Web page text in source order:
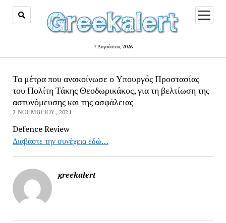
7 Αυγούστου, 2026
open
menu
Τα μέτρα που ανακοίνωσε ο Υπουργός Προστασίας
του Πολίτη Τάκης Θεοδωρικάκος, για τη βελτίωση της
αστυνόμευσης και της ασφάλειας
2 ΝΟΕΜΒΡΊΟΥ, 2021
Defence Review
Διαβάστε την συνέχεια εδώ…
greekalert